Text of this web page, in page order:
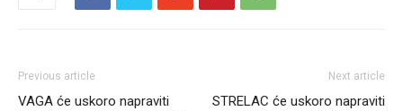
Previous article
VAGA će uskoro napraviti
Next article
STRELAC će uskoro napraviti